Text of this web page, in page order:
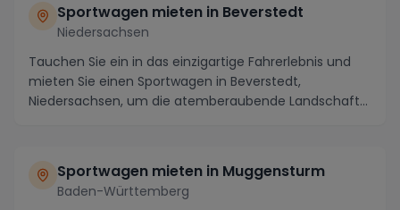
Sportwagen mieten in Beverstedt
Niedersachsen
Tauchen Sie ein in das einzigartige Fahrerlebnis und
mieten Sie einen Sportwagen in Beverstedt,
Niedersachsen, um die atemberaubende Landschaft
Sportwagen mieten in Muggensturm
Baden-Württemberg